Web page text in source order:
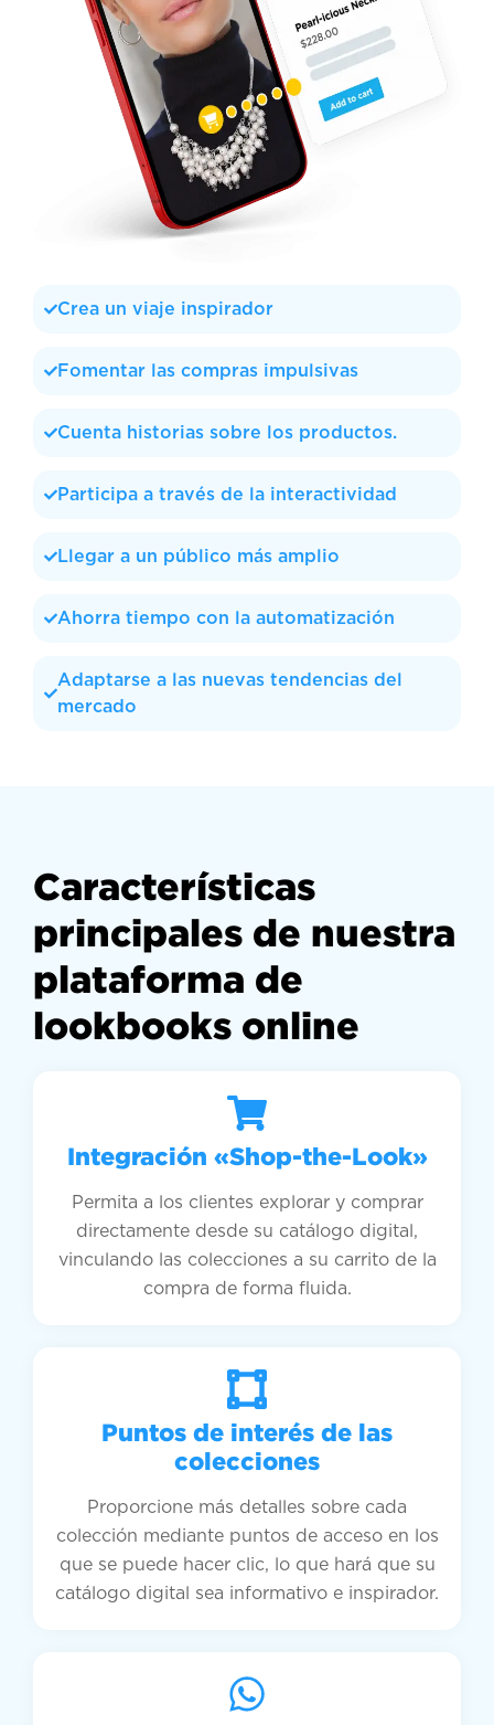
Crea un viaje inspirador
Fomentar las compras impulsivas
Cuenta historias sobre los productos.
Participa a través de la interactividad
Llegar a un público más amplio
Ahorra tiempo con la automatización
Adaptarse a las nuevas tendencias del
mercado
Características
principales de nuestra
plataforma de
lookbooks online
Integración «Shop-the-Look»
Permita a los clientes explorar y comprar
directamente desde su catálogo digital,
vinculando las colecciones a su carrito de la
compra de forma fluida.
Puntos de interés de las
colecciones
Proporcione más detalles sobre cada
colección mediante puntos de acceso en los
que se puede hacer clic, lo que hará que su
catálogo digital sea informativo e inspirador.